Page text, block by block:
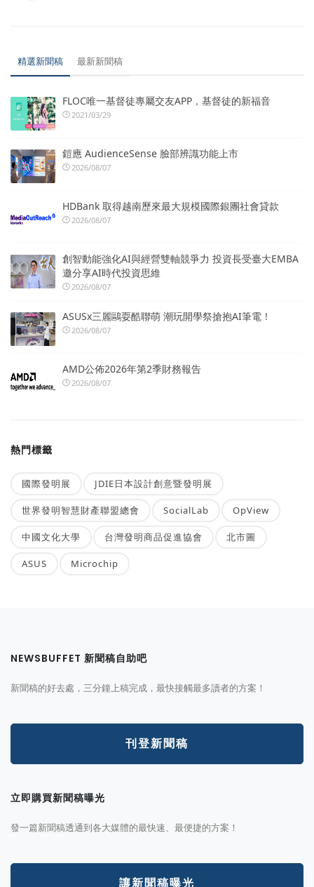
精選新聞稿 最新新聞稿
FLOC唯一基督徒專屬交友APP，基督徒的新福音
2021/03/29
鎧應 AudienceSense 臉部辨識功能上市
2026/08/07
HDBank 取得越南歷來最大規模國際銀團社會貸款
2026/08/07
創智動能強化AI與經營雙軸競爭力 投資長受臺大EMBA
邀分享AI時代投資思維
2026/08/07
ASUSx三麗鷗耍酷聯萌 潮玩開學祭搶抱AI筆電！
2026/08/07
AMD公佈2026年第2季財務報告
2026/08/07
熱門標籤
國際發明展 JDIE日本設計創意暨發明展
世界發明智慧財產聯盟總會 SocialLab OpView
中國文化大學 台灣發明商品促進協會 北市圖
ASUS Microchip
NEWSBUFFET 新聞稿自助吧
新聞稿的好去處，三分鐘上稿完成，最快接觸最多讀者的方案！
刊登新聞稿
立即購買新聞稿曝光
發一篇新聞稿透通到各大媒體的最快速、最便捷的方案！
讓新聞稿曝光